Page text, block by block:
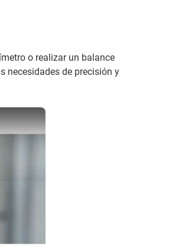
o realizar un balance
necesidades de precisión y
gases